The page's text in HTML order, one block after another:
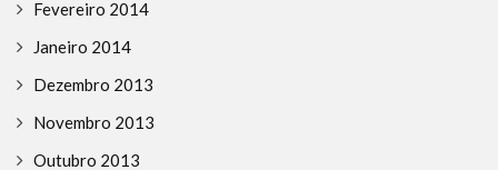
Fevereiro 2014
Janeiro 2014
Dezembro 2013
Novembro 2013
Outubro 2013